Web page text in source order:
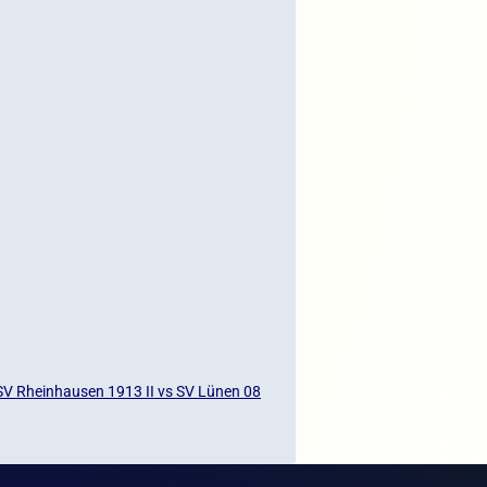
Rheinhausen 1913 II vs SV Lünen 08